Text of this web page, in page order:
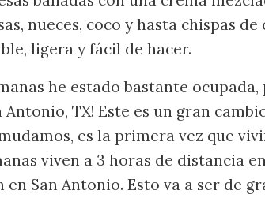
nueces, coco y hasta chispas
ligera y fácil de hacer.
he estado bastante
TX! Este es un gran
es la primera vez que
viven a 3 horas de distancia
en San Antonio. Esto va a ser de